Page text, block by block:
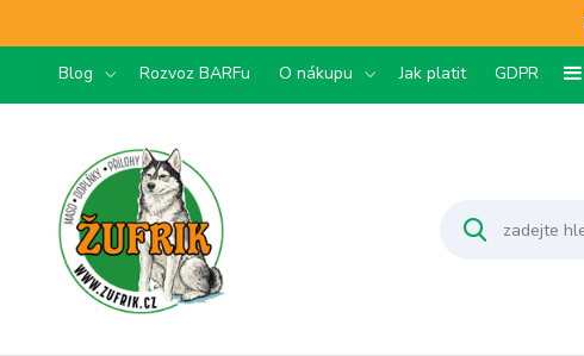
Blog Rozvoz BARFu O nákupu Jak platit GDPR